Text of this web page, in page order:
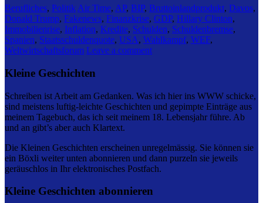
Berufliches, Politik Air Time, AP, BIP, Bruttoinlandprodukt, Davos,
Donald Trump, Fakenews, Finanzkrise, GDP, Hillary Clinton,
Immobilienrise, Inflation, Kredite, Schulden, Schuldenbremse,
Spanien, Staatsschuldenquote, USA, Wahlkampf, WEF,
Weltwirtschaftsforum Leave a comment
Kleine Geschichten
Schreiben ist Arbeit am Gedanken. Was ich hier ins WWW schicke,
sind meistens luftig-leichte Geschichten und gepimpte Einträge aus
meinem Tagebuch, das ich seit meinem 18. Lebensjahr führe. Ab
und an gibt’s aber auch Klartext.
Die Kleinen Geschichten erscheinen unregelmässig. Sie können sie
ein Böxli weiter unten abonnieren und dann purzeln sie jeweils
geräuschlos in Ihr elektronisches Postfach.
Kleine Geschichten abonnieren